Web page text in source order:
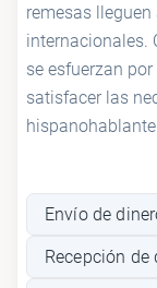
remesas
internacionales.
se esfuerzan
satisfacer las
Envío de
Recepción de